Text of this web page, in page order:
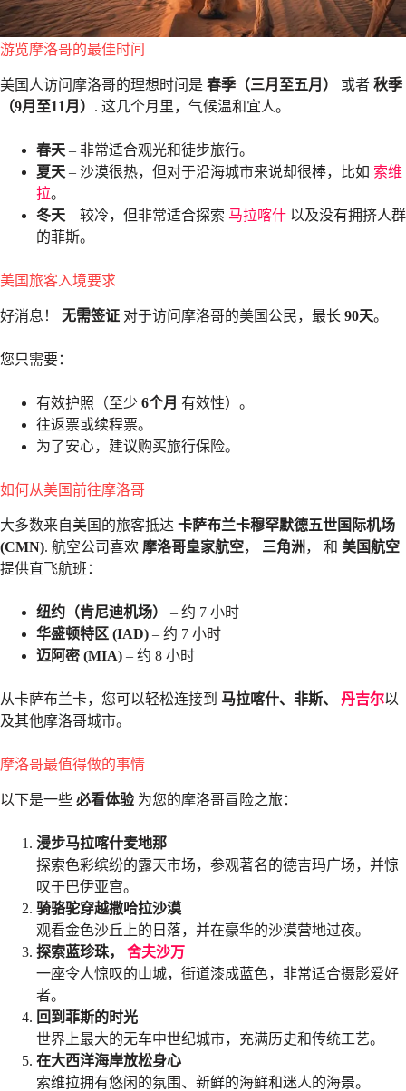
游览摩洛哥的最佳时间
美国人访问摩洛哥的理想时间是 春季（三月至五月） 或者 秋季
（9月至11月） . 这几个月里，气候温和宜人。
春天 – 非常适合观光和徒步旅行。
夏天 – 沙漠很热，但对于沿海城市来说却很棒，比如 索维
拉。
冬天 – 较冷，但非常适合探索 马拉喀什 以及没有拥挤人群
的菲斯。
美国旅客入境要求
好消息！ 无需签证 对于访问摩洛哥的美国公民，最长 90天。
您只需要：
有效护照（至少 6个月 有效性）。
往返票或续程票。
为了安心，建议购买旅行保险。
如何从美国前往摩洛哥
大多数来自美国的旅客抵达 卡萨布兰卡穆罕默德五世国际机场
(CMN). 航空公司喜欢 摩洛哥皇家航空， 三角洲 ， 和 美国航空
提供直飞航班：
纽约（肯尼迪机场）
– 约 7 小时
华盛顿特区 (IAD) – 约 7 小时
迈阿密 (MIA) – 约 8 小时
从卡萨布兰卡，您可以轻松连接到 马拉喀什、非斯、 丹吉尔以
及其他摩洛哥城市。
摩洛哥最值得做的事情
以下是一些 必看体验为您的摩洛哥冒险之旅：
漫步马拉喀什麦地那
探索色彩缤纷的露天市场，参观著名的德吉玛广场，并惊
叹于巴伊亚宫。
骑骆驼穿越撒哈拉沙漠
观看金色沙丘上的日落，并在豪华的沙漠营地过夜。
探索蓝珍珠， 舍夫沙万
一座令人惊叹的山城，街道漆成蓝色，非常适合摄影爱好
者。
回到菲斯的时光
世界上最大的无车中世纪城市，充满历史和传统工艺。
在大西洋海岸放松身心
索维拉拥有悠闲的氛围、新鲜的海鲜和迷人的海景。